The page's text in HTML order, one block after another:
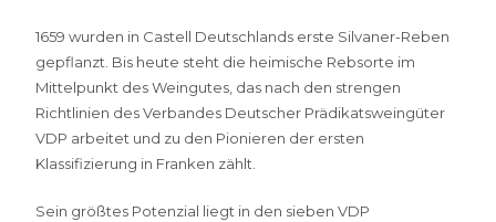
1659 wurden in Castell Deutschlands erste Silvaner-Reben
gepflanzt. Bis heute steht die heimische Rebsorte im
Mittelpunkt des Weingutes, das nach den strengen
Richtlinien des Verbandes Deutscher Prädikatsweingüter
VDP arbeitet und zu den Pionieren der ersten
Klassifizierung in Franken zählt.
Sein größtes Potenzial liegt in den sieben VDP